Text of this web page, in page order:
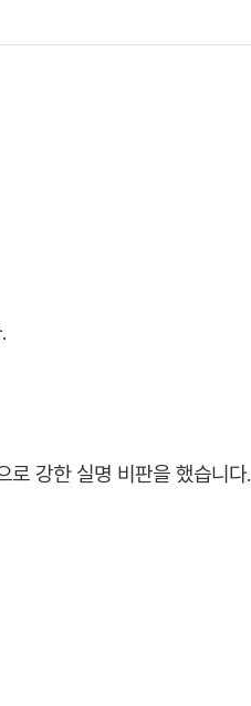
로 강한 실명 비판을 했습니다.